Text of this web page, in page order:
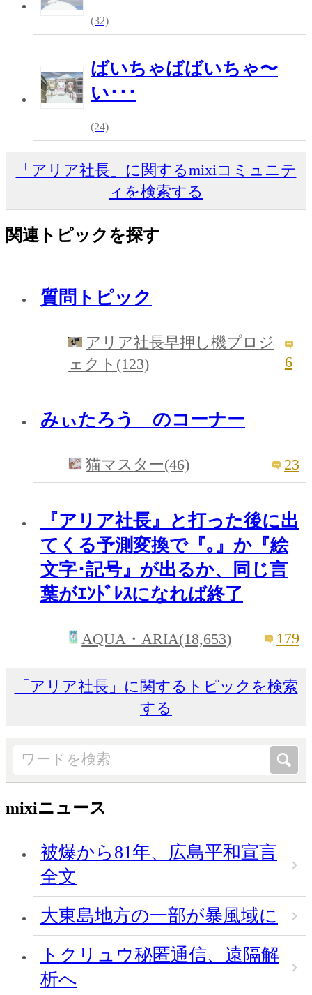
(32)
ばいちゃばばいちゃ〜
い･･･
(24)
「アリア社長」に関するmixiコミュニテ
ィを検索する
関連トピックを探す
質問トピック
アリア社長早押し機プロジ
ェクト(123)
6
みぃたろう のコーナー
猫マスター(46) 23
『アリア社長』と打った後に出
てくる予測変換で『｡』か『絵
文字･記号』が出るか、同じ言
葉がｴﾝﾄﾞﾚｽになれば終了
AQUA・ARIA(18,653) 179
「アリア社長」に関するトピックを検索
する
mixiニュース
被爆から81年、広島平和宣言
全文
大東島地方の一部が暴風域に
トクリュウ秘匿通信、遠隔解
析へ